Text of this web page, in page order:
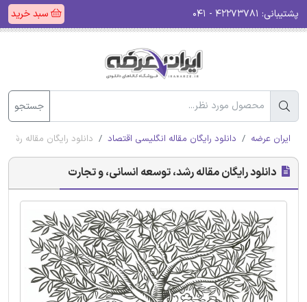
پشتیبانی: سبد خرید
جستجو
ایران عرضه دانلود رایگان مقاله انگلیسی اقتصاد دانلود رایگان مقاله
دانلود رایگان مقاله رشد، توسعه انسانی، و تجارت